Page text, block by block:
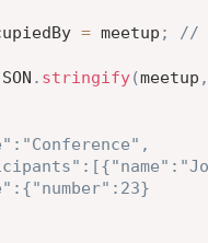
= meetup ; //
. stringify(meetup ,